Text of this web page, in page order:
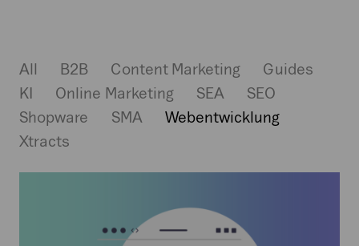
All B2B Content Marketing
Guides
KI
Online Marketing SEA
SEO
Shopware
SMA
Webentwicklung
Xtracts